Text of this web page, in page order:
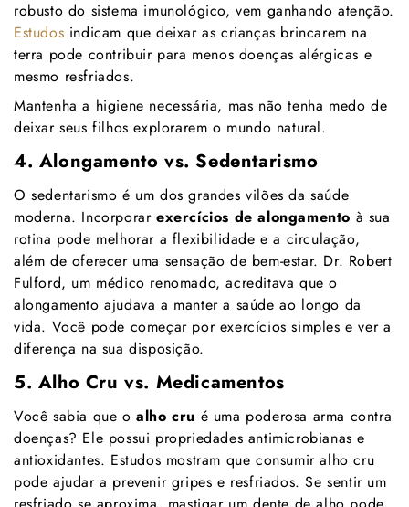
robusto do sistema imunológico, vem ganhando atenção.
Estudos indicam que deixar as crianças brincarem na
terra pode contribuir para menos doenças alérgicas e
mesmo resfriados.
Mantenha a higiene necessária, mas não tenha medo de
deixar seus filhos explorarem o mundo natural.
4. Alongamento vs. Sedentarismo
O sedentarismo é um dos grandes vilões da saúde
moderna. Incorporarexercícios de alongamento à sua
rotina pode melhorar a flexibilidade e a circulação,
além de oferecer uma sensação de bem-estar. Dr. Robert
Fulford, um médico renomado, acreditava que o
alongamento ajudava a manter a saúde ao longo da
vida. Você pode começar por exercícios simples e ver a
diferença na sua disposição.
5. Alho Cru vs. Medicamentos
Você sabia que oalho cru é uma poderosa arma contra
doenças? Ele possui propriedades antimicrobianas e
antioxidantes. Estudos mostram que consumir alho cru
pode ajudar a prevenir gripes e resfriados. Se sentir um